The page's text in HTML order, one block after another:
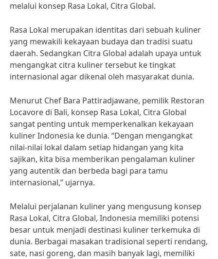
melalui konsep Rasa Lokal, Citra Global.
Rasa Lokal merupakan identitas dari sebuah kuliner
yang mewakili kekayaan budaya dan tradisi suatu
daerah. Sedangkan Citra Global adalah upaya untuk
mengangkat citra kuliner tersebut ke tingkat
internasional agar dikenal oleh masyarakat dunia.
Menurut Chef Bara Pattiradjawane, pemilik Restoran
Locavore di Bali, konsep Rasa Lokal, Citra Global
sangat penting untuk memperkenalkan kekayaan
kuliner Indonesia ke dunia. “Dengan mengangkat
nilai-nilai lokal dalam setiap hidangan yang kita
sajikan, kita bisa memberikan pengalaman kuliner
yang autentik dan berbeda bagi para tamu
internasional,” ujarnya.
Melalui perjalanan kuliner yang mengusung konsep
Rasa Lokal, Citra Global, Indonesia memiliki potensi
besar untuk menjadi destinasi kuliner terkemuka di
dunia. Berbagai masakan tradisional seperti rendang,
sate, nasi goreng, dan masih banyak lagi, memiliki